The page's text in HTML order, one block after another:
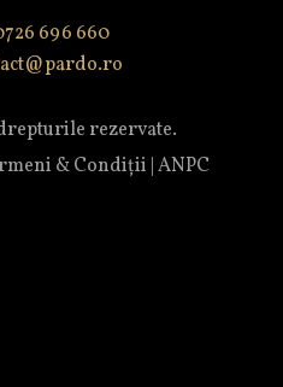
696 660
rezervate.
& Condiții ANPC